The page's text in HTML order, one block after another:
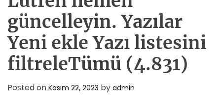
güncelleyin. Yazılar
Yeni ekle Yazı listesini
filtreleTümü (4.831)
Posted on Kasım 22, 2023 by admin